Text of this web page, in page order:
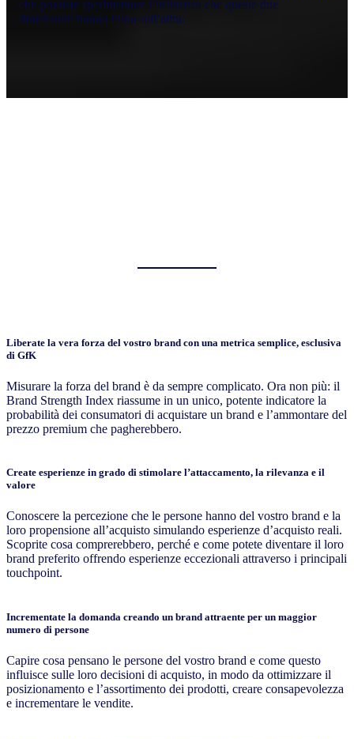
che possiate sperimentare l’influenza che queste due
dimensioni hanno l’una sull’altra.
Liberate la vera forza del vostro brand con una metrica semplice, esclusiva
di GfK
Misurare la forza del brand è da sempre complicato. Ora non più: il
Brand Strength Index riassume in un unico, potente indicatore la
probabilità dei consumatori di acquistare un brand e l’ammontare del
prezzo premium che pagherebbero.
Create esperienze in grado di stimolare l’attaccamento, la rilevanza e il
valore
Conoscere la percezione che le persone hanno del vostro brand e la
loro propensione all’acquisto simulando esperienze d’acquisto reali.
Scoprite cosa comprerebbero, perché e come potete diventare il loro
brand preferito offrendo esperienze eccezionali attraverso i principali
touchpoint.
Incrementate la domanda creando un brand attraente per un maggior
numero di persone
Capire cosa pensano le persone del vostro brand e come questo
influisce sulle loro decisioni di acquisto, in modo da ottimizzare il
posizionamento e l’assortimento dei prodotti, creare consapevolezza
e incrementare le vendite.